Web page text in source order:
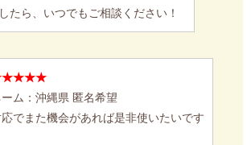
たら、いつでもご相談ください！
ム：沖縄県 匿名希望
でまた機会があれば是非使いたいです